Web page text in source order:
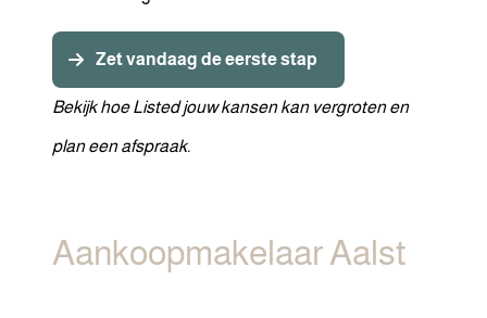
Zet vandaag de eerste stap
Bekijk hoe Listed jouw kansen kan vergroten en
plan een afspraak.
Aankoopmakelaar Aalst